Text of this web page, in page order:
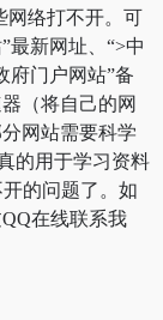
网络打不开。可
最新网址、“>中
府门户网站”备
（将自己的网
网站需要科学
的用于学习资料
的问题了。如
在线联系我